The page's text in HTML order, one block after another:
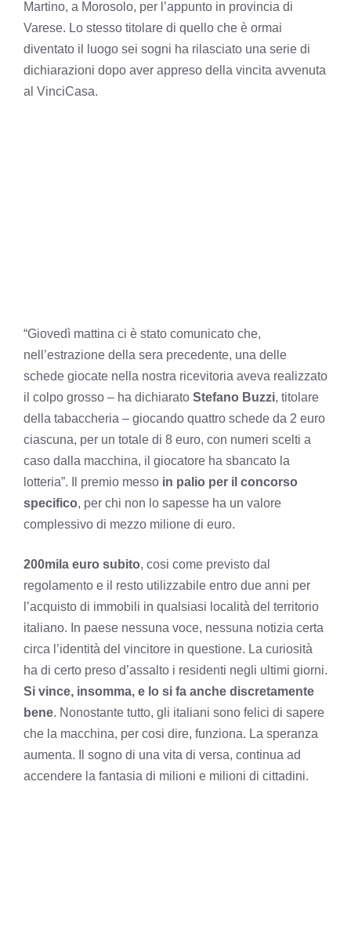
Martino, a Morosolo, per l’appunto in provincia di
Varese. Lo stesso titolare di quello che è ormai
diventato il luogo sei sogni ha rilasciato una serie di
dichiarazioni dopo aver appreso della vincita avvenuta
al VinciCasa.
“Giovedì mattina ci è stato comunicato che,
nell’estrazione della sera precedente, una delle
schede giocate nella nostra ricevitoria aveva realizzato
il colpo grosso – ha dichiarato Stefano Buzzi, titolare
della tabaccheria – giocando quattro schede da 2 euro
ciascuna, per un totale di 8 euro, con numeri scelti a
caso dalla macchina, il giocatore ha sbancato la
lotteria”. Il premio messo in palio per il concorso
specifico, per chi non lo sapesse ha un valore
complessivo di mezzo milione di euro.
200mila euro subito, cosi come previsto dal
regolamento e il resto utilizzabile entro due anni per
l’acquisto di immobili in qualsiasi località del territorio
italiano. In paese nessuna voce, nessuna notizia certa
circa l’identità del vincitore in questione. La curiosità
ha di certo preso d’assalto i residenti negli ultimi giorni.
Si vince, insomma, e lo si fa anche discretamente
bene. Nonostante tutto, gli italiani sono felici di sapere
che la macchina, per cosi dire, funziona. La speranza
aumenta. Il sogno di una vita di versa, continua ad
accendere la fantasia di milioni e milioni di cittadini.